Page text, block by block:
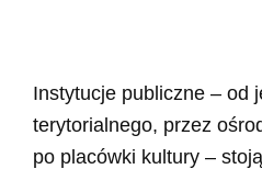
Instytucje publiczne – od
terytorialnego, przez
po placówki kultury –